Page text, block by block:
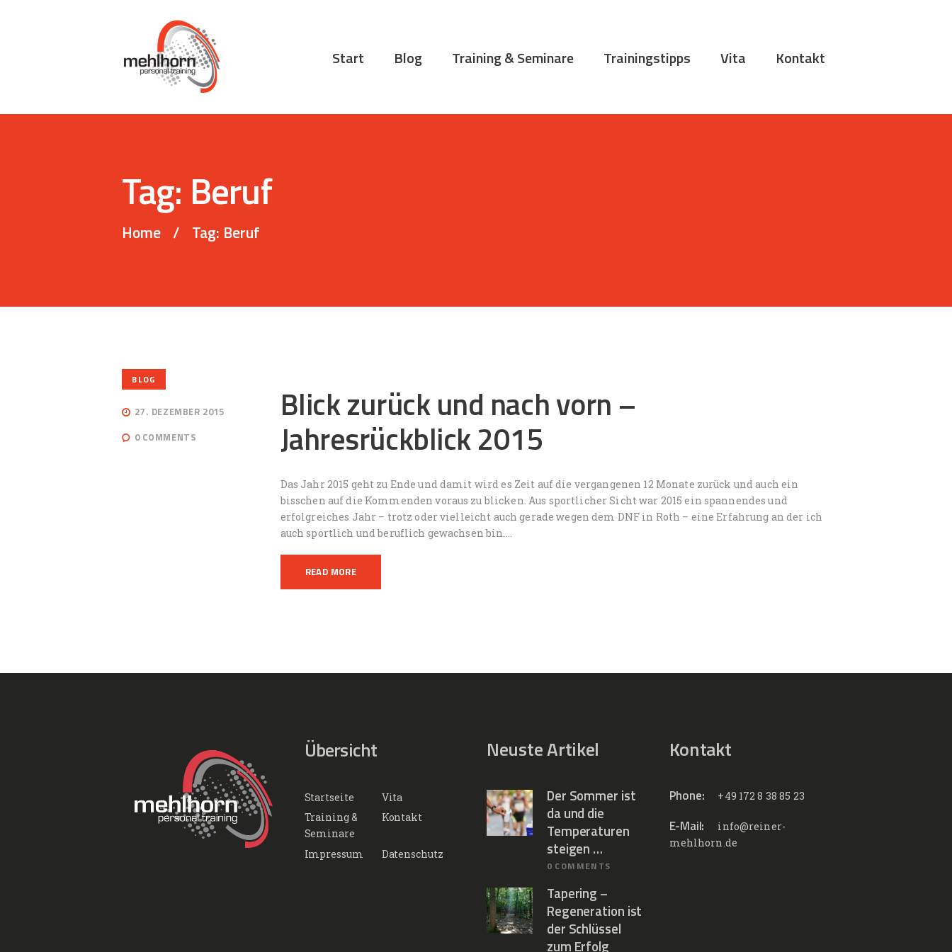
Start Blog Training & Seminare Trainingstipps Vita Kontakt
Tag: Beruf
Home Tag: Beruf
BLOG
SEMINARE
BLOG
27. DEZEMBER 2015
0 COMMENTS
Blick zurück und nach vorn –
Jahresrückblick 2015
Das Jahr 2015 geht zu Ende und damit wird es Zeit auf die vergangenen 12 Monate zurück und auch ein
bisschen auf die Kommenden voraus zu blicken. Aus sportlicher Sicht war 2015 ein spannendes und
erfolgreiches Jahr – trotz oder vielleicht auch gerade wegen dem DNF in Roth – eine Erfahrung an der ich
auch sportlich und beruflich gewachsen bin.…
READ MORE
Übersicht
Startseite
Vita
Training &
Seminare
Kontakt
Impressum Datenschutz
Neuste Artikel
Der Sommer ist
da und die
Temperaturen
steigen …
0 COMMENTS
Tapering –
Regeneration ist
der Schlüssel
zum Erfolg
Kontakt
Phone: +49 172 8 38 85 23
E-Mail:
info@reiner-
mehlhorn.de